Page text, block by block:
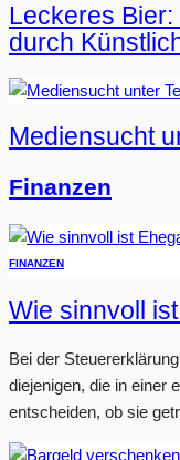
Leckeres
durch
Mediensucht
Finanzen
FINANZEN
Wie sinnvoll
Bei der
diejenigen, die in einer
entscheiden, ob sie